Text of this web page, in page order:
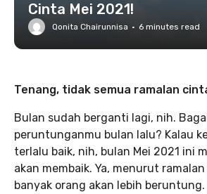
Cinta Mei 2021!
Qonita Chairunnisa · 6 minutes read
Tenang, tidak semua ramalan
Bulan sudah berganti lagi, nih.
peruntunganmu bulan lalu? Kalau
terlalu baik, nih, bulan Mei 2021 ini
akan membaik. Ya, menurut
banyak orang akan lebih beruntung.